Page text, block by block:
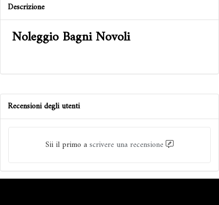
Descrizione
Noleggio Bagni Novoli
Recensioni degli utenti
Sii il primo ascrivere una recensione